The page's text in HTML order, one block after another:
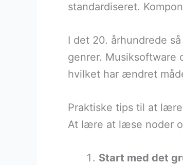
standardiseret.
I det 20. århundrede
genrer. Musiksoftware
hvilket har ændret
Praktiske tips til at
At lære at læse noder
Start med det